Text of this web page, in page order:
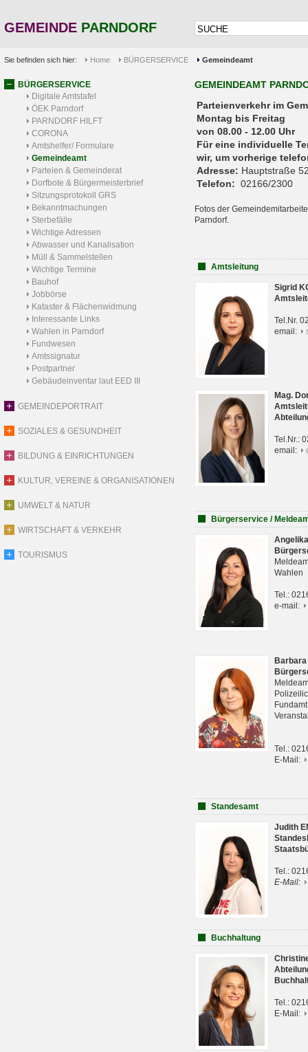
GEMEINDE PARNDORF
Sie befinden sich hier: Home BÜRGERSERVICE Gemeindeamt
BÜRGERSERVICE
Digitale Amtstafel
ÖEK Parndorf
PARNDORF HILFT
CORONA
Amtshelfer/ Formulare
Gemeindeamt
Parteien & Gemeinderat
Dorfbote & Bürgermeisterbrief
Sitzungsprotokoll GRS
Bekanntmachungen
Sterbefälle
Wichtige Adressen
Abwasser und Kanalisation
Müll & Sammelstellen
Wichtige Termine
Bauhof
Jobbörse
Kataster & Flächenwidmung
Interessante Links
Wahlen in Parndorf
Fundwesen
Amtssignatur
Postpartner
Gebäudeinventar laut EED III
GEMEINDEPORTRAIT
SOZIALES & GESUNDHEIT
BILDUNG & EINRICHTUNGEN
KULTUR, VEREINE & ORGANISATIONEN
UMWELT & NATUR
WIRTSCHAFT & VERKEHR
TOURISMUS
GEMEINDEAMT
Parteienverkehr
Montag bis Freitag
von 08.00 - 12.00 Uhr
Für eine individuelle
wir, um vorherige
Adresse: Hauptstraße
Telefon: 02166/2300
Fotos der
Parndorf.
Amtsleitung
Sigrid
Tel.Nr.
email:
Mag.
Tel.Nr.:
email:
Bürgerservice /
Wahlen
Tel.:
e-mail:
Tel.:
E-Mail:
Standesamt
Judith
Tel.:
E-Mail:
Buchhaltung
Tel.:
E-Mail: